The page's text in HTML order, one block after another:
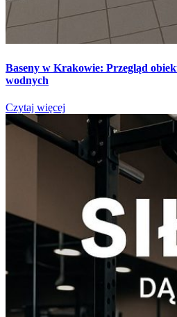
Baseny w Krakowie: Przegląd
wodnych
Czytaj więcej